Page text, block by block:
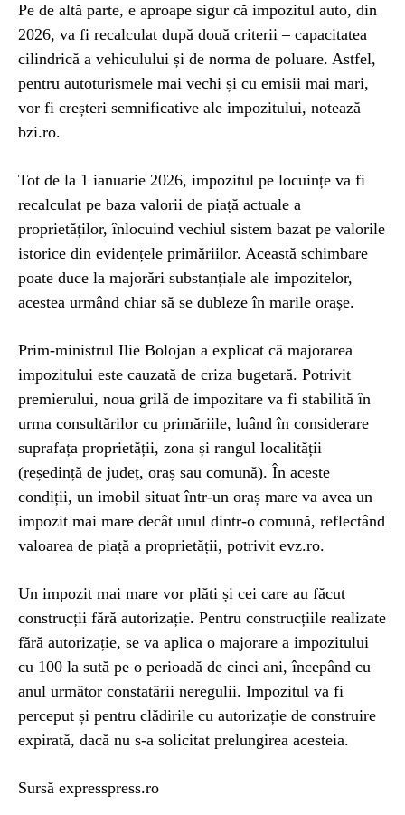
Pe de altă parte, e aproape sigur că impozitul auto, din
2026, va fi recalculat după două criterii – capacitatea
cilindrică a vehiculului și de norma de poluare. Astfel,
pentru autoturismele mai vechi și cu emisii mai mari,
vor fi creșteri semnificative ale impozitului, notează
bzi.ro.
Tot de la 1 ianuarie 2026, impozitul pe locuințe va fi
recalculat pe baza valorii de piață actuale a
proprietăților, înlocuind vechiul sistem bazat pe valorile
istorice din evidențele primăriilor. Această schimbare
poate duce la majorări substanțiale ale impozitelor,
acestea urmând chiar să se dubleze în marile orașe.
Prim-ministrul Ilie Bolojan a explicat că majorarea
impozitului este cauzată de criza bugetară. Potrivit
premierului, noua grilă de impozitare va fi stabilită în
urma consultărilor cu primăriile, luând în considerare
suprafața proprietății, zona și rangul localității
(reședință de județ, oraș sau comună). În aceste
condiții, un imobil situat într-un oraș mare va avea un
impozit mai mare decât unul dintr-o comună, reflectând
valoarea de piață a proprietății, potrivit evz.ro.
Un impozit mai mare vor plăti și cei care au făcut
construcții fără autorizație. Pentru construcțiile realizate
fără autorizație, se va aplica o majorare a impozitului
cu 100 la sută pe o perioadă de cinci ani, începând cu
anul următor constatării neregulii. Impozitul va fi
perceput și pentru clădirile cu autorizație de construire
expirată, dacă nu s-a solicitat prelungirea acesteia.
Sursă expresspress.ro